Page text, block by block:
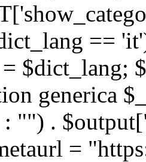
==
$dict_lang;
generica
"") .
=